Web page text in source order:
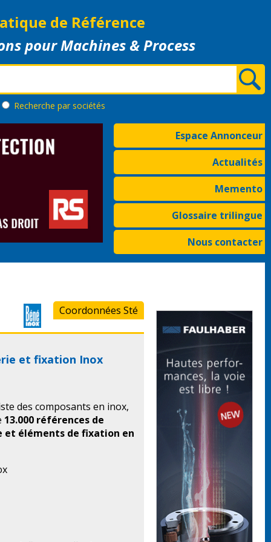
de Référence
pour Machines & Process
Recherche par sociétés
Espace Annonceur
Actualités
Memento
Glossaire trilingue
Nous contacter
Coordonnées Sté
et fixation Inox
des composants en inox,
13.000 références de
et éléments de fixation en